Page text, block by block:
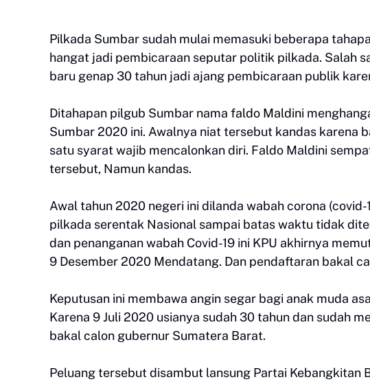
Pilkada Sumbar sudah mulai memasuki beberapa
hangat jadi pembicaraan seputar politik pilkada. Salah
baru genap 30 tahun jadi ajang pembicaraan publik
Ditahapan pilgub Sumbar nama faldo Maldini
Sumbar 2020 ini. Awalnya niat tersebut kandas karena
satu syarat wajib mencalonkan diri. Faldo Maldini
tersebut, Namun kandas.
Awal tahun 2020 negeri ini dilanda wabah corona
pilkada serentak Nasional sampai batas waktu tidak
dan penanganan wabah Covid-19 ini KPU akhirnya
9 Desember 2020 Mendatang. Dan pendaftaran bakal
Keputusan ini membawa angin segar bagi anak muda
Karena 9 Juli 2020 usianya sudah 30 tahun dan sudah
bakal calon gubernur Sumatera Barat.
Peluang tersebut disambut lansung Partai Kebangkitan